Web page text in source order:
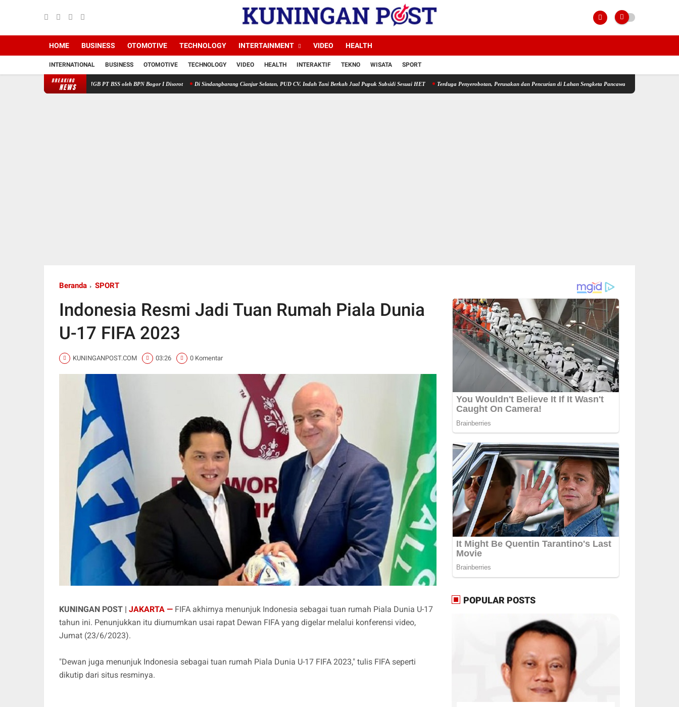
HOME BUSINESS OTOMOTIVE TECHNOLOGY INTERTAINMENT VIDEO HEALTH
INTERNATIONAL BUSINESS OTOMOTIVE TECHNOLOGY VIDEO HEALTH INTERAKTIF TEKNO WISATA SPORT
BREAKING
NEWS
RI, Perpanjangan HGB PT BSS oleh BPN Bogor I Disorot Di Sindangbarang Cianjur Selatan, PUD CV. Indah Tani Berkah Jual Pupuk Subsidi Sesuai HET Terduga Penyerobotan, Perusakan dan Pencurian di Lahan Sengketa Pancawati Bogor Dilaporkan ke Polisi
Beranda SPORT
Indonesia Resmi Jadi Tuan Rumah Piala Dunia
U-17 FIFA 2023
KUNINGANPOST.COM 03:26 0 Komentar
KUNINGAN POST | JAKARTA — FIFA akhirnya menunjuk Indonesia sebagai tuan rumah Piala Dunia U-17
tahun ini. Penunjukkan itu diumumkan usai rapat Dewan FIFA yang digelar melalui konferensi video,
Jumat (23/6/2023).
"Dewan juga menunjuk Indonesia sebagai tuan rumah Piala Dunia U-17 FIFA 2023," tulis FIFA seperti
dikutip dari situs resminya.
POPULAR POSTS